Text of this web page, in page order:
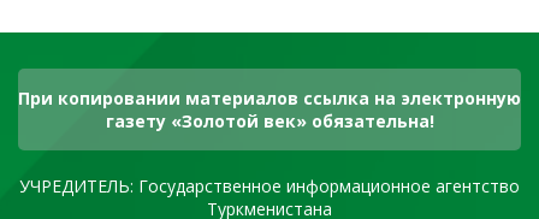
При копировании материалов ссылка на электронную
газету «Золотой век» обязательна!
УЧРЕДИТЕЛЬ: Государственное информационное агентство
Туркменистана